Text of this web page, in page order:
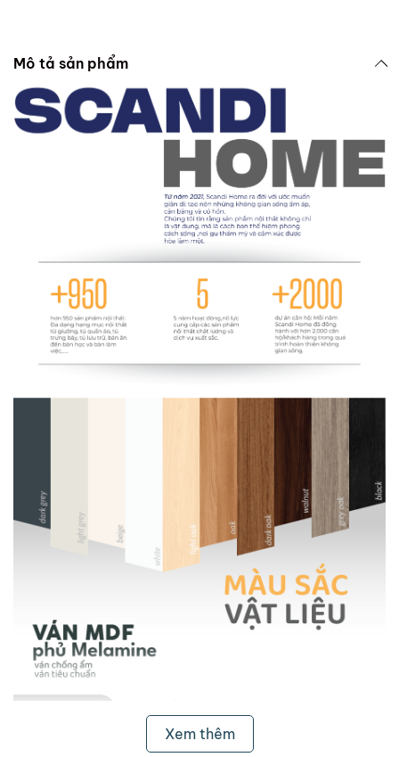
Mô tả sản phẩm
Xem thêm